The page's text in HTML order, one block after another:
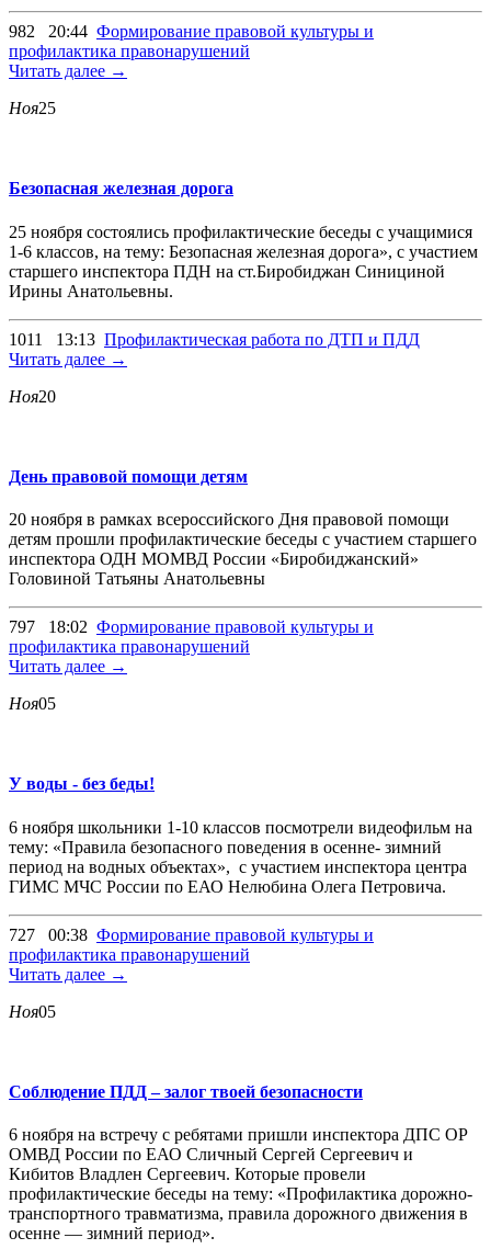
982 20:44 Формирование правовой культуры и
профилактика правонарушений
Читать далее →
Ноя25
Безопасная железная дорога
25 ноября состоялись профилактические беседы с учащимися
1-6 классов, на тему: Безопасная железная дорога», с участием
старшего инспектора ПДН на ст.Биробиджан Синициной
Ирины Анатольевны.
1011 13:13 Профилактическая работа по ДТП и ПДД
Читать далее →
Ноя20
День правовой помощи детям
20 ноября в рамках всероссийского Дня правовой помощи
детям прошли профилактические беседы с участием старшего
инспектора ОДН МОМВД России «Биробиджанский»
Головиной Татьяны Анатольевны
797 18:02 Формирование правовой культуры и
профилактика правонарушений
Читать далее →
Ноя05
У воды - без беды!
6 ноября школьники 1-10 классов посмотрели видеофильм на
тему: «Правила безопасного поведения в осенне- зимний
период на водных объектах», с участием инспектора центра
ГИМС МЧС России по ЕАО Нелюбина Олега Петровича.
727 00:38 Формирование правовой культуры и
профилактика правонарушений
Читать далее →
Ноя05
Соблюдение ПДД – залог твоей безопасности
6 ноября на встречу с ребятами пришли инспектора ДПС ОР
ОМВД России по ЕАО Сличный Сергей Сергеевич и
Кибитов Владлен Сергеевич. Которые провели
профилактические беседы на тему: «Профилактика дорожно-
транспортного травматизма, правила дорожного движения в
осенне — зимний период».